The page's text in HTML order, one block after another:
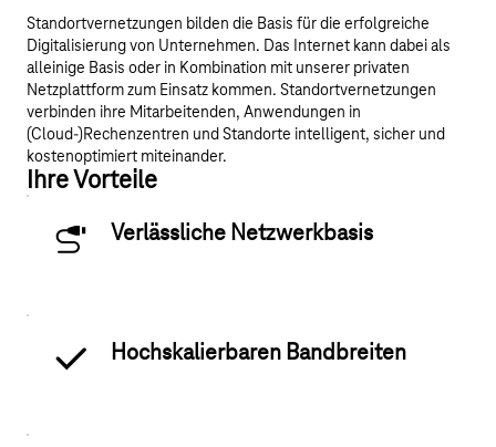
Standortvernetzungen bilden die Basis für die erfolgreiche
Digitalisierung von Unternehmen. Das Internet kann dabei als
alleinige Basis oder in Kombination mit unserer privaten
Netzplattform zum Einsatz kommen. Standortvernetzungen
verbinden ihre Mitarbeitenden, Anwendungen in
(Cloud-)Rechenzentren und Standorte intelligent, sicher und
kostenoptimiert miteinander.
Ihre Vorteile
Verlässliche Netzwerkbasis
Hochskalierbaren Bandbreiten